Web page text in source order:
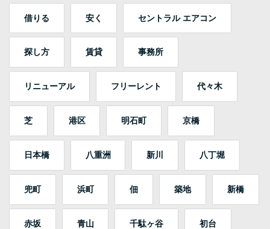
借りる 安く セントラル エアコン
探し方 賃貸 事務所
リニューアル フリーレント 代々木
芝 港区 明石町 京橋
日本橋 八重洲 新川 八丁堀
兜町 浜町 佃 築地 新橋
赤坂 青山 千駄ヶ谷 初台